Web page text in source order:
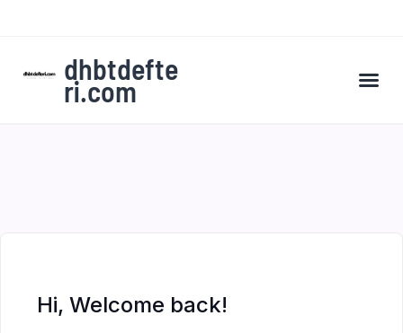
dhbtdefte
ri.com
Hi, Welcome back!